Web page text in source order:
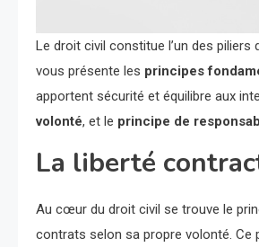
Le droit civil constitue l’un des
vous présente les principes
apportent sécurité et équilibre aux
volonté, et le principe de
La liberté
Au cœur du droit civil se trouve le
contrats selon sa propre volonté. Ce